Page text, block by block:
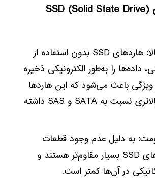
سرعت بسیار بالا: هاردهای SSD بدون استفاده از
داده‌ها را به‌طور الکترونیکی ذخیره
باعث می‌شود که این هاردها
سرعت بسیار بالاتری نسبت به SATA و SAS داشته
به دلیل عدم وجود قطعات
متحرک، هاردهای SSD بسیار مقاوم‌تر هستند و
در آن‌ها کمتر است.